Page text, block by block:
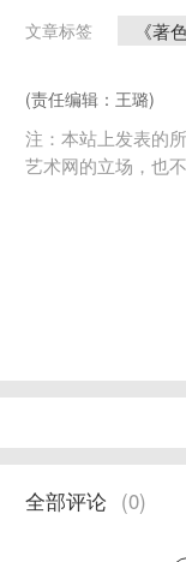
文章标签 《著
(责任编辑：王璐)
注：本站上发表的
艺术网的立场，也
全部评论 (0)